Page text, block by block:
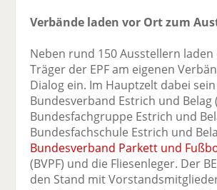
Verbände laden vor Ort zum
Neben rund 150 Ausstellern laden
Träger der EPF am eigenen
Dialog ein. Im Hauptzelt dabei
Bundesverband Estrich und Belag
Bundesfachgruppe Estrich und
Bundesfachschule Estrich und
Bundesverband Parkett und
(BVPF) und die Fliesenleger. Der
den Stand mit